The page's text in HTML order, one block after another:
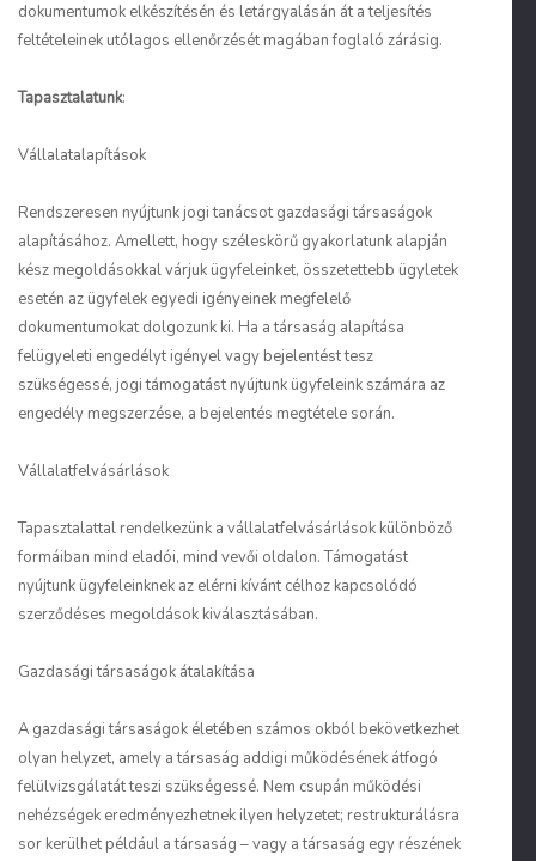
dokumentumok elkészítésén és letárgyalásán át a teljesítés
feltételeinek utólagos ellenőrzését magában foglaló zárásig.
Tapasztalatunk:
Vállalatalapítások
Rendszeresen nyújtunk jogi tanácsot gazdasági társaságok
alapításához. Amellett, hogy széleskörű gyakorlatunk alapján
kész megoldásokkal várjuk ügyfeleinket, összetettebb ügyletek
esetén az ügyfelek egyedi igényeinek megfelelő
dokumentumokat dolgozunk ki. Ha a társaság alapítása
felügyeleti engedélyt igényel vagy bejelentést tesz
szükségessé, jogi támogatást nyújtunk ügyfeleink számára az
engedély megszerzése, a bejelentés megtétele során.
Vállalatfelvásárlások
Tapasztalattal rendelkezünk a vállalatfelvásárlások különböző
formáiban mind eladói, mind vevői oldalon. Támogatást
nyújtunk ügyfeleinknek az elérni kívánt célhoz kapcsolódó
szerződéses megoldások kiválasztásában.
Gazdasági társaságok átalakítása
A gazdasági társaságok életében számos okból bekövetkezhet
olyan helyzet, amely a társaság addigi működésének átfogó
felülvizsgálatát teszi szükségessé. Nem csupán működési
nehézségek eredményezhetnek ilyen helyzetet; restrukturálásra
sor kerülhet például a társaság – vagy a társaság egy részének